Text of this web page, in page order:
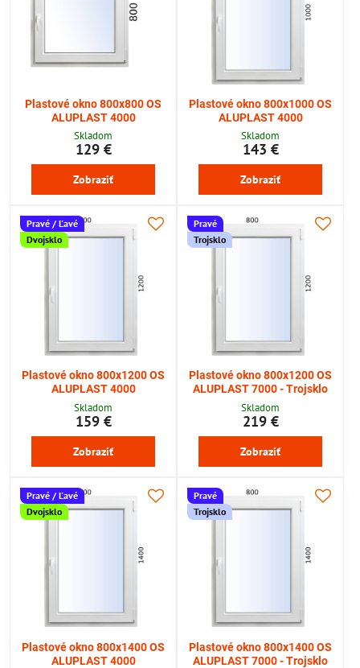
Plastové okno 800x800 OS
ALUPLAST 4000
Skladom
129 €
Zobraziť
Plastové okno 800x1000 OS
ALUPLAST 4000
Skladom
143 €
Zobraziť
Pravé / Ľavé
Dvojsklo
Plastové okno 800x1200 OS
ALUPLAST 4000
Skladom
159 €
Zobraziť
Pravé
Trojsklo
Plastové okno 800x1200 OS
ALUPLAST 7000 - Trojsklo
Skladom
219 €
Zobraziť
Pravé / Ľavé
Dvojsklo
Plastové okno 800x1400 OS
ALUPLAST 4000
Pravé
Trojsklo
Plastové okno 800x1400 OS
ALUPLAST 7000 - Trojsklo